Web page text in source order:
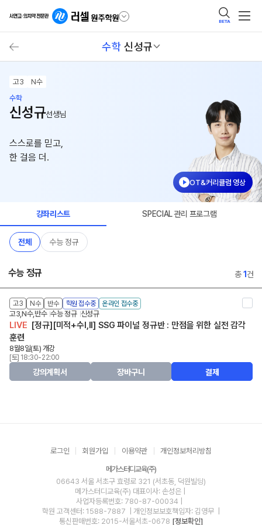
BETA
수학 신성규
고3
N수
수학
신성규선생님
스스로를 믿고,
한 걸음 더.
OT&커리큘럼 영상
강좌리스트 SPECIAL 관리 프로그램
전체 수능 정규
수능 정규 총1 건
고3 N수 반수 학원 접수중 온라인 접수중
고3,N수,반수 수능 정규 신성규
LIVE [정규][미적+수I,II] SSG 파이널 정규반 : 만점을 위한 실전 감각
훈련
8월8일(토) 개강
[토] 18:30-22:00
강의계획서 장바구니 결제
로그인 회원가입 이용약관 개인정보처리방침
메가스터디교육(주)
06643 서울 서초구 효령로 321 (서초동, 덕원빌딩)
메가스터디교육(주) 대표이사: 손성은 |
사업자등록번호: 780-87-00034
학원 고객센터: 1588-7887
| 개인정보보호책임자: 김영무
통신판매번호: 2015-서울서초-0678 [정보확인]